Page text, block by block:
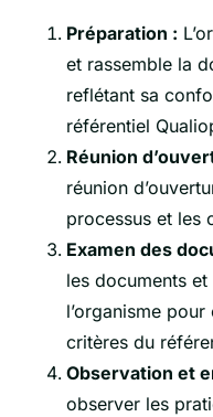
Préparation :
et rassemble la
reflétant sa
référentiel
Réunion
réunion
processus et les
Examen des
les documents
l’organisme
critères du
Observation et
observer les